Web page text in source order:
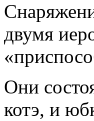
двумя
Они
котэ, и